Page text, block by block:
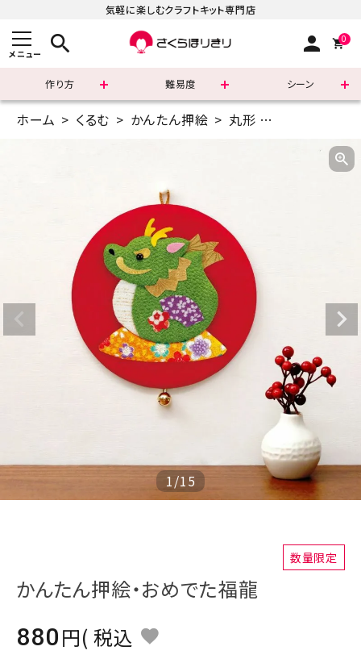
気軽に楽しむクラフトキット専門店
メニュー search person 0
作り方 難易度 シーン
まずはこちら
すべての商品
診断チャート
ジャンルで選ぶ
実店舗案内
お問い合わせ
ACCOUNT MENU
ようこそ ゲスト 様
ホーム くるむ かんたん押絵 丸形
1/15
数量限定
かんたん押絵・おめでた福龍
880
税込